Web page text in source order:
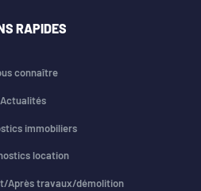
RAPIDES
connaître
Actualités
immobiliers
location
Après travaux/démolition